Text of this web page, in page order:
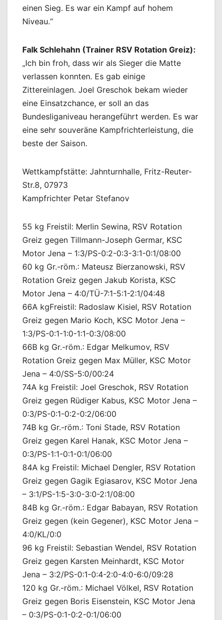
einen Sieg. Es war ein Kampf auf hohem
Niveau.“
Falk Schlehahn (Trainer RSV Rotation Greiz):
„Ich bin froh, dass wir als Sieger die Matte
verlassen konnten. Es gab einige
Zittereinlagen. Joel Greschok bekam wieder
eine Einsatzchance, er soll an das
Bundesliganiveau herangeführt werden. Es war
eine sehr souveräne Kampfrichterleistung, die
beste der Saison.
Wettkampfstätte: Jahnturnhalle, Fritz-Reuter-
Str.8, 07973
Kampfrichter Petar Stefanov
55 kg Freistil: Merlin Sewina, RSV Rotation
Greiz gegen Tillmann-Joseph Germar, KSC
Motor Jena – 1:3/PS-0:2-0:3-3:1-0:1/08:00
60 kg Gr.-röm.: Mateusz Bierzanowski, RSV
Rotation Greiz gegen Jakub Korista, KSC
Motor Jena – 4:0/TÜ-7:1-5:1-2:1/04:48
66A kgFreistil: Radoslaw Kisiel, RSV Rotation
Greiz gegen Mario Koch, KSC Motor Jena –
1:3/PS-0:1-1:0-1:1-0:3/08:00
66B kg Gr.-röm.: Edgar Melkumov, RSV
Rotation Greiz gegen Max Müller, KSC Motor
Jena – 4:0/SS-5:0/00:24
74A kg Freistil: Joel Greschok, RSV Rotation
Greiz gegen Rüdiger Kabus, KSC Motor Jena –
0:3/PS-0:1-0:2-0:2/06:00
74B kg Gr.-röm.: Toni Stade, RSV Rotation
Greiz gegen Karel Hanak, KSC Motor Jena –
0:3/PS-1:1-0:1-0:1/06:00
84A kg Freistil: Michael Dengler, RSV Rotation
Greiz gegen Gagik Egiasarov, KSC Motor Jena
– 3:1/PS-1:5-3:0-3:0-2:1/08:00
84B kg Gr.-röm.: Edgar Babayan, RSV Rotation
Greiz gegen (kein Gegener), KSC Motor Jena –
4:0/KL/0:0
96 kg Freistil: Sebastian Wendel, RSV Rotation
Greiz gegen Karsten Meinhardt, KSC Motor
Jena – 3:2/PS-0:1-0:4-2:0-4:0-6:0/09:28
120 kg Gr.-röm.: Michael Völkel, RSV Rotation
Greiz gegen Boris Eisenstein, KSC Motor Jena
– 0:3/PS-0:1-0:2-0:1/06:00